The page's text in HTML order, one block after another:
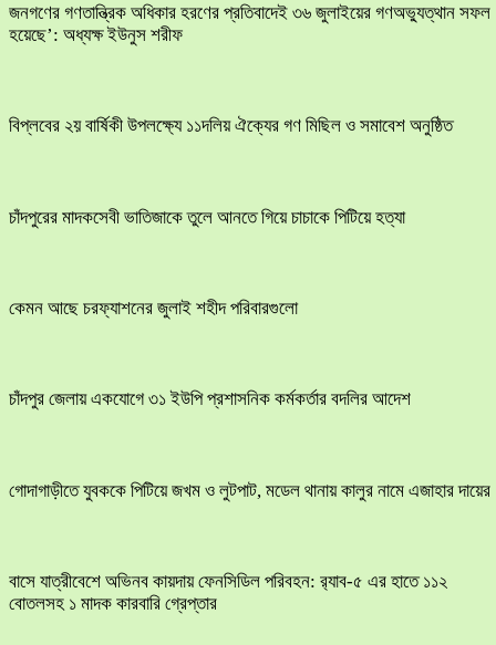
জনগণের গণতান্ত্রিক অধিকার হরণের প্রতিবাদেই ৩৬ জুলাইয়ের গণঅভ্যুত্থান সফল
হয়েছে’: অধ্যক্ষ ইউনুস শরীফ
বিপ্লবের ২য় বার্ষিকী উপলক্ষ্যে ১১দলিয় ঐক্যের গণ মিছিল ও সমাবেশ অনুষ্ঠিত
চাঁদপুরের মাদকসেবী ভাতিজাকে তুলে আনতে গিয়ে চাচাকে পিটিয়ে হত্যা
কেমন আছে চরফ্যাশনের জুলাই শহীদ পরিবারগুলো
চাঁদপুর জেলায় একযোগে ৩১ ইউপি প্রশাসনিক কর্মকর্তার বদলির আদেশ
​গোদাগাড়ীতে যুবককে পিটিয়ে জখম ও লুটপাট, মডেল থানায় কালুর নামে এজাহার দায়ের
বাসে যাত্রীবেশে অভিনব কায়দায় ফেনসিডিল পরিবহন: র‍্যাব-৫ এর হাতে ১১২
বোতলসহ ১ মাদক কারবারি গ্রেপ্তার